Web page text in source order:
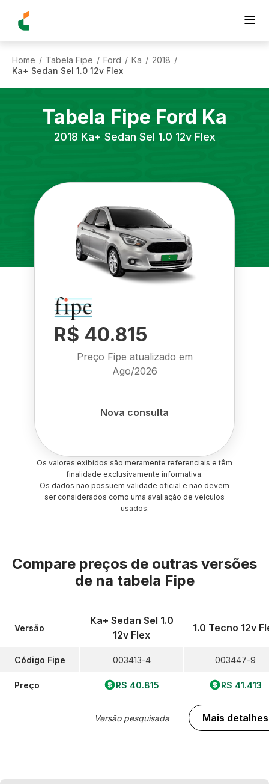
Home / Tabela Fipe / Ford / Ka / 2018 /
Ka+ Sedan Sel 1.0 12v Flex
Tabela Fipe Ford Ka
2018 Ka+ Sedan Sel 1.0 12v Flex
R$ 40.815
Preço Fipe atualizado em
Ago/2026
Nova consulta
Os valores exibidos são meramente referenciais e têm
finalidade exclusivamente informativa.
Os dados não possuem validade oficial e não devem
ser considerados como uma avaliação de veículos
usados.
Compare preços de outras versões
de na tabela Fipe
Versão
Código Fipe
Preço
Ka+ Sedan Sel 1.0
12v Flex
003413-4
R$ 40.815
Versão pesquisada
1.0 Tecno 12v
003447-9
R$ 41.413
Mais detalhes